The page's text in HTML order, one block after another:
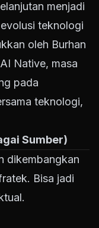
menjadi
teknologi
oleh Burhan
Native, masa
pada
teknologi,
Sumber)
dikembangkan
Bisa jadi